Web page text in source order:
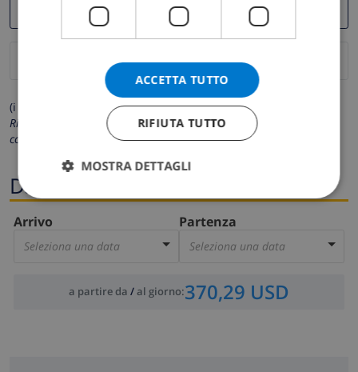
(i campi contrassegnati con * sono obbligatori)
Rispettiamo la tua privacy. I tuoi dati personali non saranno mai
condivisi con gli altri.
Date
Arrivo
Seleziona una data
Partenza
Seleziona una data
a partire da /al giorno:370,29 USD
ACCETTA TUTTO
RIFIUTA TUTTO
MOSTRA DETTAGLI